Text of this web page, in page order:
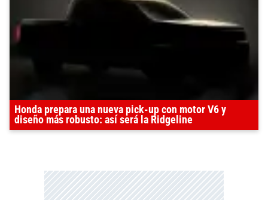
Honda prepara una nueva pick-up con motor V6 y
diseño más robusto: así será la Ridgeline